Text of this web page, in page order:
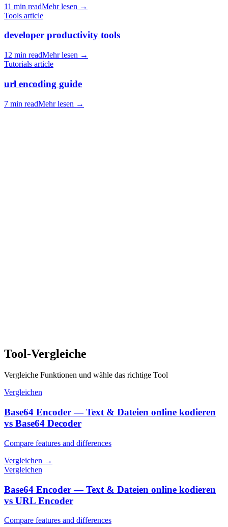
11 min readMehr lesen →
Tools article
developer productivity tools
12 min readMehr lesen →
Tutorials article
url encoding guide
7 min readMehr lesen →
Tool-Vergleiche
Vergleiche Funktionen und wähle das richtige Tool
Vergleichen
Base64 Encoder — Text & Dateien online kodieren
vs Base64 Decoder
Compare features and differences
Vergleichen →
Vergleichen
Base64 Encoder — Text & Dateien online kodieren
vs URL Encoder
Compare features and differences